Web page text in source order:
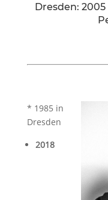
Dresden: 2005
* 1985 in
Dresden
2018